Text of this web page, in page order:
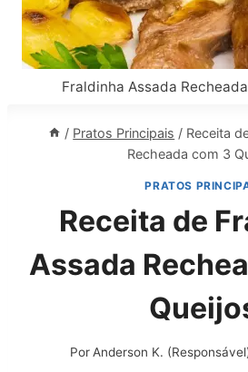
Fraldinha Assada
/ Pratos Principais / Receita
Recheada com 3
PRATOS
Receita de
Assada
Por Anderson K.